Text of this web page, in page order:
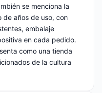
se menciona la
de años de uso, con
embalaje
en cada pedido.
como una tienda
de la cultura